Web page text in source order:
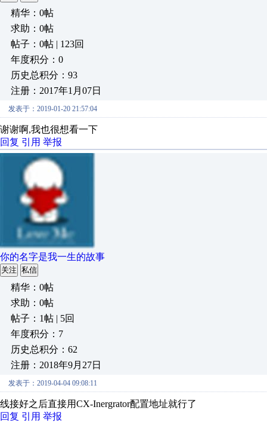
精华：0帖
求助：0帖
帖子：0帖 | 123回
年度积分：0
历史总积分：93
注册：2017年1月07日
发表于：2019-01-20 21:57:04
谢谢啊,我也很想看一下
回复 引用 举报
你的名字是我一生的故事
关注 私信
精华：0帖
求助：0帖
帖子：1帖 | 5回
年度积分：7
历史总积分：62
注册：2018年9月27日
发表于：2019-04-04 09:08:11
线接好之后直接用CX-Inergrator配置地址就行了
回复 引用 举报